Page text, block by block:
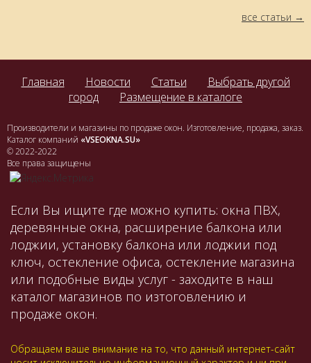
все статьи
Главная Новости Статьи
Выбрать другой
город
Размещение в каталоге
Производители и магазины по продаже окон. Изготовление, продажа, заказ.
Каталог компаний «VSEOKNA.SU»
© 2022-2022
Все права защищены
Если Вы ищите где можно купить: окна ПВХ,
деревянные окна, расширение балкона или
лоджии, установку балкона или лоджии под
ключ, остекление офиса, остекление магазина
или подобные виды услуг - заходите в наш
каталог магазинов по изтоговлению и
продаже окон.
Обращаем ваше внимание на то, что данный интернет-сайт